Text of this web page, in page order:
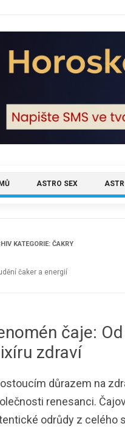
ASTRO SEX
KATEGORIE: ČAKRY
čaker a energií
čaje:
zdraví
důrazem na
renesanci.
odrůdy z celého